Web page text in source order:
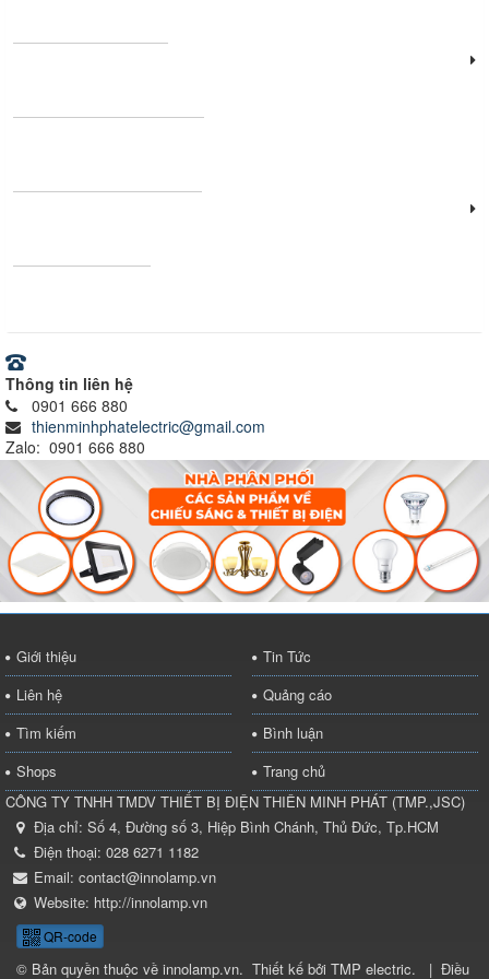
Thông tin liên hệ
0901 666 880
thienminhphatelectric@gmail.com
Zalo: 0901 666 880
Giới thiệu
Tin Tức
Liên hệ
Quảng cáo
Tìm kiếm
Bình luận
Shops
Trang chủ
CÔNG TY TNHH TMDV THIẾT BỊ ĐIỆN THIÊN MINH PHÁT (TMP.,JSC)
Địa chỉ: Số 4, Đường số 3, Hiệp Bình Chánh, Thủ Đức, Tp.HCM
Điện thoại: 028 6271 1182
Email: contact@innolamp.vn
Website: http://innolamp.vn
QR-code
© Bản quyền thuộc về innolamp.vn. Thiết kế bởi TMP electric. | Điều